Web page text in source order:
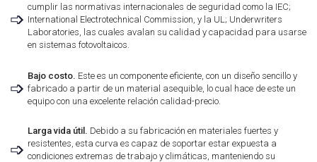
➩
cumplir las normativas internacionales de seguridad como la IEC;
International Electrotechnical Commission, y la UL; Underwriters
Laboratories, las cuales avalan su calidad y capacidad para usarse
en sistemas fotovoltaicos.
➩
Bajo costo. Este es un componente eficiente, con un diseño sencillo y
fabricado a partir de un material asequible, lo cual hace de este un
equipo con una excelente relación calidad-precio.
➩
Larga vida útil. Debido a su fabricación en materiales fuertes y
resistentes, esta curva es capaz de soportar estar expuesta a
condiciones extremas de trabajo y climáticas, manteniendo su